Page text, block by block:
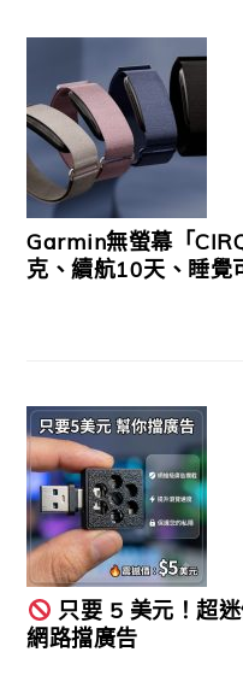
Garmin無螢幕「
克、續航10天、睡覺
只要 5 美元！超
網路擋廣告